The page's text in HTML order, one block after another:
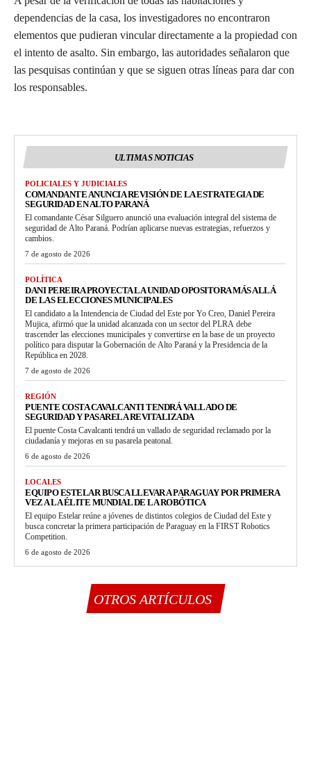
dependencias de la casa, los investigadores no encontraron
elementos que pudieran vincular directamente a la propiedad con
el intento de asalto. Sin embargo, las autoridades señalaron que
las pesquisas continúan y que se siguen otras líneas para dar con
los responsables.
ULTIMAS NOTICIAS
POLICIALES Y JUDICIALES
COMANDANTE ANUNCIA REVISIÓN DE LA ESTRATEGIA DE
SEGURIDAD EN ALTO PARANÁ
El comandante César Silguero anunció una evaluación integral del sistema de
seguridad de Alto Paraná. Podrían aplicarse nuevas estrategias, refuerzos y
cambios.
7 de agosto de 2026
POLÍTICA
DANI PEREIRA PROYECTA LA UNIDAD OPOSITORA MÁS ALLÁ
DE LAS ELECCIONES MUNICIPALES
El candidato a la Intendencia de Ciudad del Este por Yo Creo, Daniel Pereira
Mujica, afirmó que la unidad alcanzada con un sector del PLRA debe
trascender las elecciones municipales y convertirse en la base de un proyecto
político para disputar la Gobernación de Alto Paraná y la Presidencia de la
República en 2028.
7 de agosto de 2026
REGIÓN
PUENTE COSTA CAVALCANTI TENDRÁ VALLADO DE
SEGURIDAD Y PASARELA REVITALIZADA
El puente Costa Cavalcanti tendrá un vallado de seguridad reclamado por la
ciudadanía y mejoras en su pasarela peatonal.
6 de agosto de 2026
LOCALES
EQUIPO ESTELAR BUSCA LLEVAR A PARAGUAY POR PRIMERA
VEZ A LA ÉLITE MUNDIAL DE LA ROBÓTICA
El equipo Estelar reúne a jóvenes de distintos colegios de Ciudad del Este y
busca concretar la primera participación de Paraguay en la FIRST Robotics
Competition.
6 de agosto de 2026
OTROS ARTÍCULOS